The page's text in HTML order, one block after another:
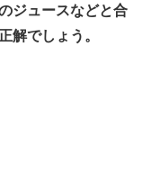
ジュースなどと合
解でしょう。